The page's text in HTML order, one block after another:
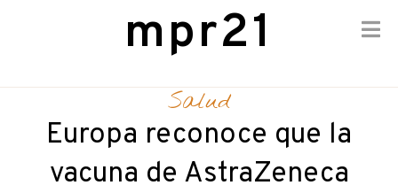
mpr21
Salud
Europa reconoce que la
vacuna de AstraZeneca